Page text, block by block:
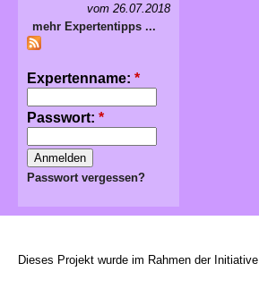
vom 26.07.2018
mehr Expertentipps ...
Expertenname: *
Passwort: *
Passwort vergessen?
Dieses Projekt wurde im Rahmen der Initiative